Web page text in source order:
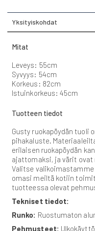
Yksityiskohdat
Mitat
Leveys: 55cm
Syvyys: 54cm
Korkeus: 82cm
Istuinkorkeus: 45cm
Tuotteen tiedot
Gusty ruokapöydän tuoli
pihakaluste.
erilaisen ruokapöydän
ajattomaksi, ja värit ovat
Valitse
omasi meiltä kotiin
tuotteessa olevat
Tekniset tiedot:
Runko: Ruostumaton
Pehmusteet: